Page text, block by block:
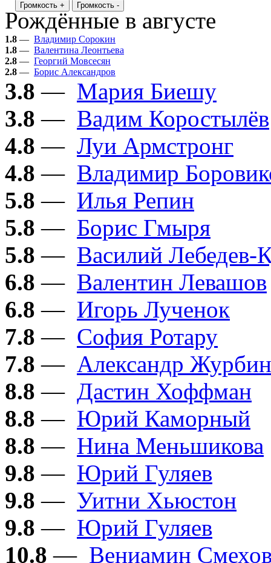
Громкость +
Громкость -
Рождённые в августе
1.8 — Владимир Сорокин
1.8 — Валентина Леонтьева
2.8 — Георгий Мовсесян
2.8 — Борис Александров
3.8 — Мария Биешу
3.8 — Вадим Коростылёв
4.8 — Луи Армстронг
4.8 — Владимир
5.8 — Илья Репин
5.8 — Борис Гмыря
5.8 — Василий Лебедев-
6.8 — Валентин Левашов
6.8 — Игорь Лученок
7.8 — София Ротару
7.8 — Александр Журбин
8.8 — Дастин Хоффман
8.8 — Юрий Каморный
8.8 — Нина Меньшикова
9.8 — Юрий Гуляев
9.8 — Уитни Хьюстон
9.8 — Юрий Гуляев
10.8 — Вениамин